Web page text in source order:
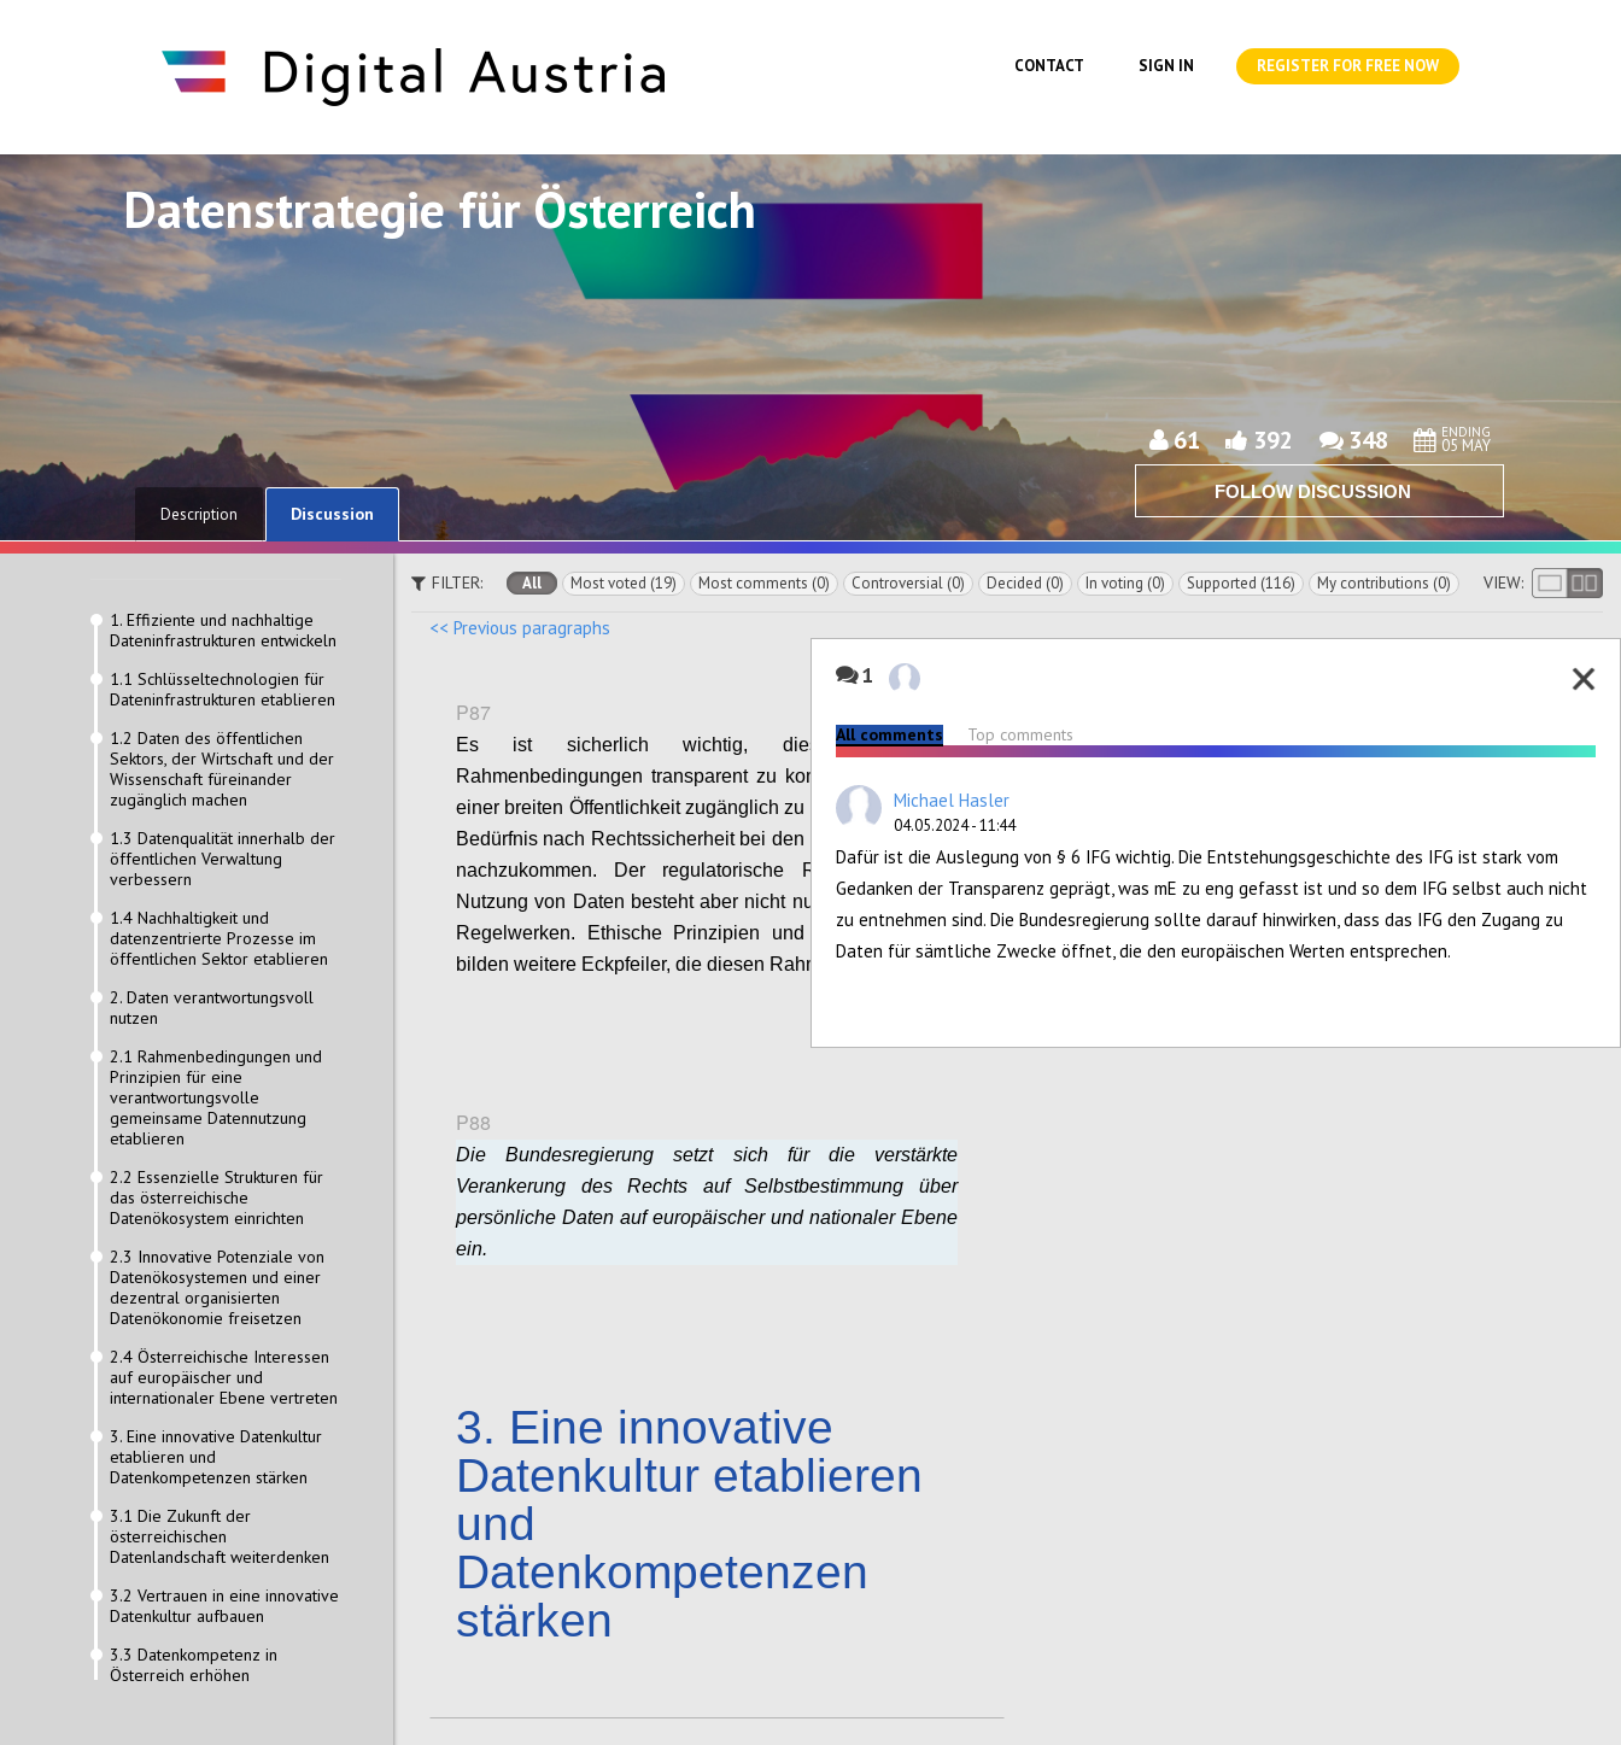
CONTACT SIGN IN REGISTER FOR FREE NOW
Discuto
Discuto Datenstrategie für Österreich
61 392 348 ENDING
05 MAY
FOLLOW DISCUSSION
Description
Discussion
1. Effiziente und nachhaltige
Dateninfrastrukturen entwickeln
1.1 Schlüsseltechnologien für
Dateninfrastrukturen etablieren
1.2 Daten des öffentlichen
Sektors, der Wirtschaft und der
Wissenschaft füreinander
zugänglich machen
1.3 Datenqualität innerhalb der
öffentlichen Verwaltung
verbessern
1.4 Nachhaltigkeit und
datenzentrierte Prozesse im
öffentlichen Sektor etablieren
2. Daten verantwortungsvoll
nutzen
2.1 Rahmenbedingungen und
Prinzipien für eine
verantwortungsvolle
gemeinsame Datennutzung
etablieren
2.2 Essenzielle Strukturen für
das österreichische
Datenökosystem einrichten
2.3 Innovative Potenziale von
Datenökosystemen und einer
dezentral organisierten
Datenökonomie freisetzen
2.4 Österreichische Interessen
auf europäischer und
internationaler Ebene vertreten
3. Eine innovative Datenkultur
etablieren und
Datenkompetenzen stärken
3.1 Die Zukunft der
österreichischen
Datenlandschaft weiterdenken
3.2 Vertrauen in eine innovative
Datenkultur aufbauen
3.3 Datenkompetenz in
Österreich erhöhen
FILTER: All Most voted (19) Most comments (0) Controversial (0) Decided (0) In voting (0) Supported (116) My contributions (0) VIEW:
<< Previous paragraphs
P87
Es ist sicherlich wichtig, diese rechtlichen
Rahmenbedingungen transparent zu kommunizieren und
einer breiten Öffentlichkeit zugänglich zu machen, um dem
Bedürfnis nach Rechtssicherheit bei den Marktteilnehmern
nachzukommen. Der regulatorische Rahmen für die
Nutzung von Daten besteht aber nicht nur aus rechtlichen
Regelwerken. Ethische Prinzipien und soziale Aspekte
bilden weitere Eckpfeiler, die diesen Rahmen abstecken.
P88
Die Bundesregierung setzt sich für die verstärkte
Verankerung des Rechts auf Selbstbestimmung über
persönliche Daten auf europäischer und nationaler Ebene
ein.
3. Eine innovative
Datenkultur etablieren
und
Datenkompetenzen
stärken
1
All comments Top comments
Michael Hasler
04.05.2024 - 11:44
Dafür ist die Auslegung von § 6 IFG wichtig. Die Entstehungsgeschichte des IFG ist stark vom
Gedanken der Transparenz geprägt, was mE zu eng gefasst ist und so dem IFG selbst auch nicht
zu entnehmen sind. Die Bundesregierung sollte darauf hinwirken, dass das IFG den Zugang zu
Daten für sämtliche Zwecke öffnet, die den europäischen Werten entsprechen.